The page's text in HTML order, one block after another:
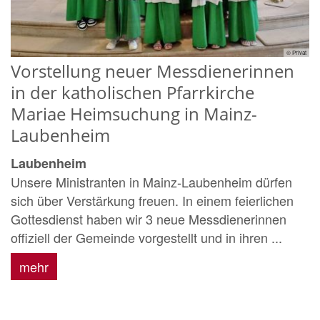
© Privat
Vorstellung neuer Messdienerinnen
in der katholischen Pfarrkirche
Mariae Heimsuchung in Mainz-
Laubenheim
Laubenheim
Unsere Ministranten in Mainz-Laubenheim dürfen
sich über Verstärkung freuen. In einem feierlichen
Gottesdienst haben wir 3 neue Messdienerinnen
offiziell der Gemeinde vorgestellt und in ihren ...
mehr